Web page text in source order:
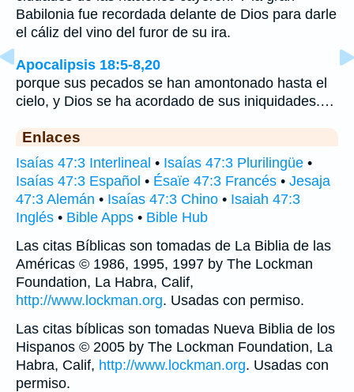
Babilonia fue recordada delante de Dios para darle
el cáliz del vino del furor de su ira.
Apocalipsis 18:5-8,20
porque sus pecados se han amontonado hasta el
cielo, y Dios se ha acordado de sus iniquidades.…
Enlaces
Isaías 47:3 Interlineal • Isaías 47:3 Plurilingüe •
Isaías 47:3 Español • Ésaïe 47:3 Francés • Jesaja
47:3 Alemán • Isaías 47:3 Chino • Isaiah 47:3
Inglés • Bible Apps • Bible Hub
Las citas Bíblicas son tomadas de La Biblia de las
Américas © 1986, 1995, 1997 by The Lockman
Foundation, La Habra, Calif,
http://www.lockman.org. Usadas con permiso.
Las citas bíblicas son tomadas Nueva Biblia de los
Hispanos © 2005 by The Lockman Foundation, La
Habra, Calif, http://www.lockman.org. Usadas con
permiso.